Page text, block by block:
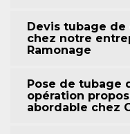
Devis tubage
chez notre
Ramonage
Pose de tubage
opération
abordable chez